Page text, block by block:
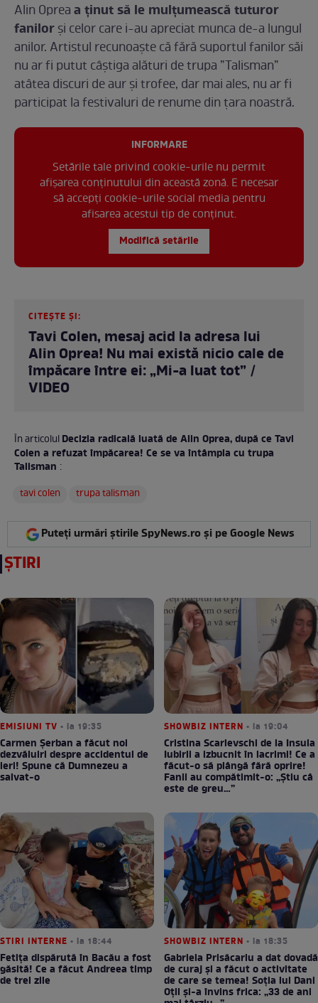
Alin Opreaa ținut să le mulțumească tuturor
fanilorși celor care i-au apreciat munca de-a lungul
anilor. Artistul recunoaște că fără suportul fanilor săi
nu ar fi putut câștiga alături de trupa ”Talisman”
atâtea discuri de aur și trofee, dar mai ales, nu ar fi
participat la festivaluri de renume din țara noastră.
INFORMARE
Setările tale privind cookie-urile nu permit
afișarea conținutului din această zonă. E necesar
să accepți cookie-urile social media pentru
afisarea acestui tip de conținut.
Modifică setările
CITEȘTE ȘI:
Tavi Colen, mesaj acid la adresa lui
Alin Oprea! Nu mai există nicio cale de
împăcare între ei: „Mi-a luat tot” /
VIDEO
În articolulDecizia radicală luată de Alin Oprea, după ce Tavi
Colen a refuzat împăcarea! Ce se va întâmpla cu trupa
Talisman :
tavi colen
trupa talisman
Puteți urmări știrile SpyNews.ro și pe Google News
ȘTIRI
EMISIUNI TV • la 19:35
Carmen Șerban a făcut noi
dezvăluiri despre accidentul de
ieri! Spune că Dumnezeu a
salvat-o
SHOWBIZ INTERN • la 19:04
Cristina Scarlevschi de la Insula
Iubirii a izbucnit în lacrimi! Ce a
făcut-o să plângă fără oprire!
Fanii au compătimit-o: „Știu câ
este de greu…”
STIRI INTERNE • la 18:44
Fetița dispărută în Bacău a fost
găsită! Ce a făcut Andreea timp
de trei zile
SHOWBIZ INTERN • la 18:35
Gabriela Prisăcariu a dat dovadă
de curaj și a făcut o activitate
de care se temea! Soția lui Dani
Oțil și-a învins frica: „33 de ani